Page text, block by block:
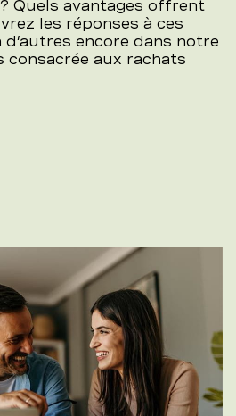
Quels avantages offrent
les réponses à ces
encore dans notre
aux rachats